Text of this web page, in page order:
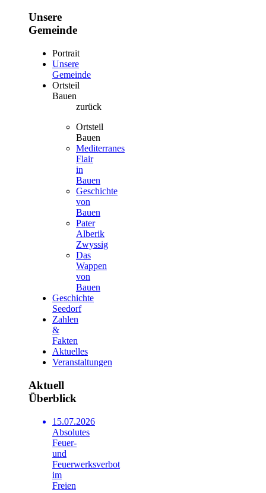
Unsere
Gemeinde
Portrait
Unsere
Gemeinde
Ortsteil
Bauen
zurück
Ortsteil
Bauen
Mediterranes
Flair
in
Bauen
Geschichte
von
Bauen
Pater
Alberik
Zwyssig
Das
Wappen
von
Bauen
Geschichte
Seedorf
Zahlen
&
Fakten
Aktuelles
Veranstaltungen
Aktuell
Überblick
15.07.2026
Absolutes
Feuer-
und
Feuerwerksverbot
im
Freien